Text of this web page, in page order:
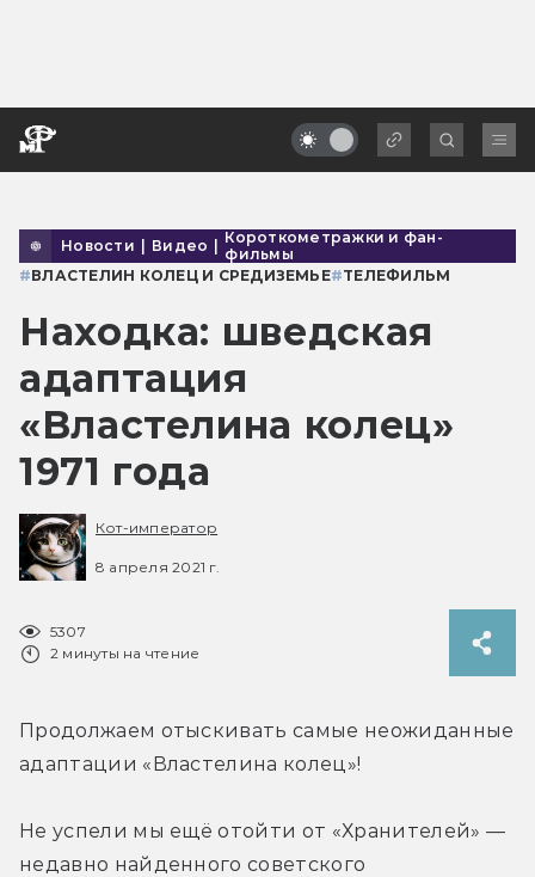
Новости | Видео | Короткометражки и фан-
фильмы
#ВЛАСТЕЛИН КОЛЕЦ И СРЕДИЗЕМЬЕ#ТЕЛЕФИЛЬМ
Находка: шведская
адаптация
«Властелина колец»
1971 года
Кот-император
8 апреля 2021 г.
5307
2 минуты на чтение
Продолжаем отыскивать самые неожиданные
адаптации «Властелина колец»!
Не успели мы ещё отойти от «Хранителей» —
недавно найденного советского